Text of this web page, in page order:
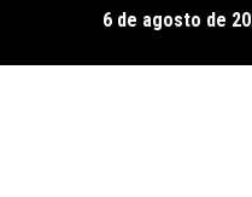
a maior edição da história
6 de agosto de